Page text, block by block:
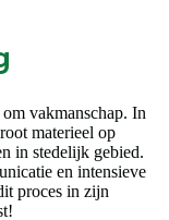
vakmanschap. In
materieel op
in stedelijk gebied.
en intensieve
proces in zijn